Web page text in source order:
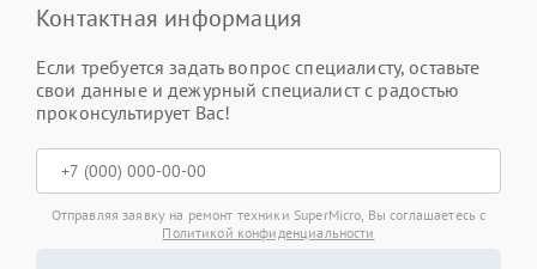
Контактная информация
Если требуется задать вопрос специалисту, оставьте
свои данные и дежурный специалист с радостью
проконсультирует Вас!
Отправляя заявку на ремонт техники SuperMicro, Вы соглашаетесь с
Политикой конфиденциальности